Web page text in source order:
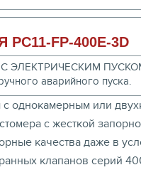
FP-400E-3D
ЭЛЕКТРИЧЕСКИМ
аварийного пуска.
однокамерным или
с жесткой
качества даже в
клапанов серий